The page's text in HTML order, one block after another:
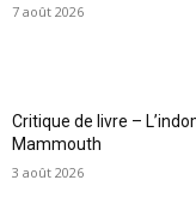
7 août 2026
Critique de livre –
Mammouth
3 août 2026